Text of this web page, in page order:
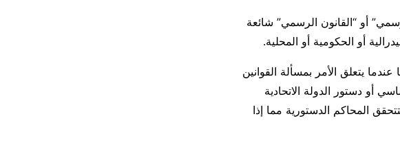
أو “القانون الرسمي” شائعة
أو الحكومية أو المحلية.
يتعلق الأمر بمسألة القوانين
أو دستور الدولة الاتحادية
، ستتحقق المحاكم الدستورية مما إذا